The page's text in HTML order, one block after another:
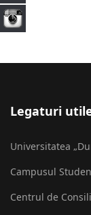
Legaturi
Universitatea
Campusul
Centrul de